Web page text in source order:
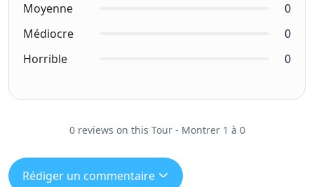
Moyenne
0
Médiocre
0
Horrible
0
0 reviews on this Tour - Montrer 1 à 0
Rédiger un commentaire